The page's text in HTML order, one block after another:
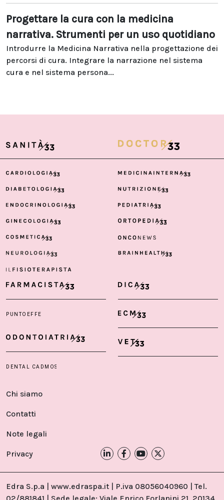
Progettare la cura con la medicina
narrativa. Strumenti per un uso quotidiano
Introdurre la Medicina Narrativa nella progettazione dei
percorsi di cura. Integrare la narrazione nel sistema
cura e nel sistema persona...
Chi siamo
Contatti
Note legali
Privacy
Edra S.p.a | www.edraspa.it | P.iva 08056040960 | Tel.